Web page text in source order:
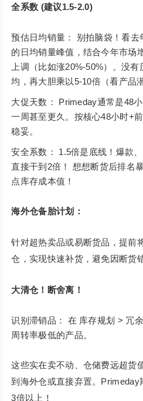
全系数 (建议1.5-2.0)
预估日均销量： 别拍脑袋！看
的日均销量峰值，结合今年市场
上调（比如涨20%-50%）。没
均，再大胆乘以5-10倍（看产品
大促天数： Primeday通常是48
一周甚至更久。按核心48小时+
稳妥。
安全系数： 1.5倍是底线！爆款
直接干到2倍！ 想想断货后排名
点库存成本值！
海外仓备胎计划：
针对超热卖品或易断货品，提前
仓，实现快速补货，避免因断货
大清仓！断舍离！
识别滞销品： 在 库存规划 > 冗
周转率极低的产品。
这些实在卖不动、仓储费远超货
到海外仓或直接弃置。Primeday
3倍以上！